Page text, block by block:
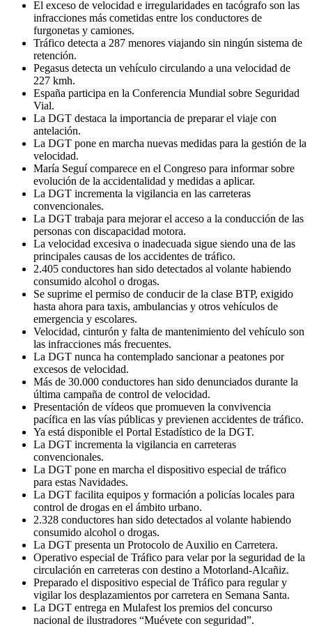
El exceso de velocidad e irregularidades en tacógrafo son las
infracciones más cometidas entre los conductores de
furgonetas y camiones.
Tráfico detecta a 287 menores viajando sin ningún sistema de
retención.
Pegasus detecta un vehículo circulando a una velocidad de
227 kmh.
España participa en la Conferencia Mundial sobre Seguridad
Vial.
La DGT destaca la importancia de preparar el viaje con
antelación.
La DGT pone en marcha nuevas medidas para la gestión de la
velocidad.
María Seguí comparece en el Congreso para informar sobre
evolución de la accidentalidad y medidas a aplicar.
La DGT incrementa la vigilancia en las carreteras
convencionales.
La DGT trabaja para mejorar el acceso a la conducción de las
personas con discapacidad motora.
La velocidad excesiva o inadecuada sigue siendo una de las
principales causas de los accidentes de tráfico.
2.405 conductores han sido detectados al volante habiendo
consumido alcohol o drogas.
Se suprime el permiso de conducir de la clase BTP, exigido
hasta ahora para taxis, ambulancias y otros vehículos de
emergencia y escolares.
Velocidad, cinturón y falta de mantenimiento del vehículo son
las infracciones más frecuentes.
La DGT nunca ha contemplado sancionar a peatones por
excesos de velocidad.
Más de 30.000 conductores han sido denunciados durante la
última campaña de control de velocidad.
Presentación de vídeos que promueven la convivencia
pacífica en las vías públicas y previenen accidentes de tráfico.
Ya está disponible el Portal Estadístico de la DGT.
La DGT incrementa la vigilancia en carreteras
convencionales.
La DGT pone en marcha el dispositivo especial de tráfico
para estas Navidades.
La DGT facilita equipos y formación a policías locales para
control de drogas en el ámbito urbano.
2.328 conductores han sido detectados al volante habiendo
consumido alcohol o drogas.
La DGT presenta un Protocolo de Auxilio en Carretera.
Operativo especial de Tráfico para velar por la seguridad de la
circulación en carreteras con destino a Motorland-Alcañiz.
Preparado el dispositivo especial de Tráfico para regular y
vigilar los desplazamientos por carretera en Semana Santa.
La DGT entrega en Mulafest los premios del concurso
nacional de ilustradores “Muévete con seguridad”.